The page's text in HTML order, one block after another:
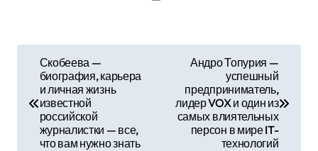
Скобеева —
биография, карьера
и личная жизнь
известной
российской
журналистки — все,
что вам нужно знать
Андро Топурия —
успешный
предприниматель,
лидер VOX и один из
самых влиятельных
персон в мире IT-
технологий